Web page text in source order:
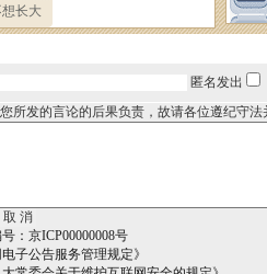
匿名发出
所发的言论的后果负责，故请各位遵纪守
：京ICP00000008号
子公告服务管理规定》